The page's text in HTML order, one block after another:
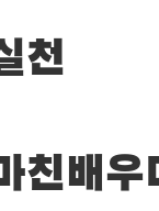
곳
천
친배